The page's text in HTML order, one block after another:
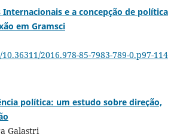
Internacionais e a concepção de política
em Gramsci
2016.978-85-7983-789-0.p97-114
política: um estudo sobre direção,
Galastri